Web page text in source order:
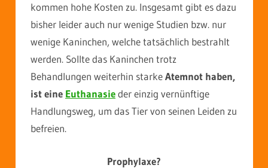
kommen hohe Kosten zu. Insgesamt gibt es dazu
bisher leider auch nur wenige Studien bzw. nur
wenige Kaninchen, welche tatsächlich bestrahlt
werden. Sollte das Kaninchen trotz
Behandlungen weiterhin starkeAtemnot haben,
ist eine Euthanasieder einzig vernünftige
Handlungsweg, um das Tier von seinen Leiden zu
befreien.
Prophylaxe?